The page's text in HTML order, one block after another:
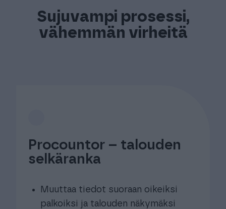
Sujuvampi prosessi,
vähemmän virheitä
Procountor – talouden
selkäranka
Muuttaa tiedot suoraan oikeiksi
palkoiksi ja talouden näkymäksi​